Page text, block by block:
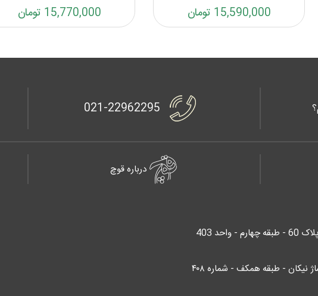
15,770,000 تومان 15,590,000 تومان
021-22962295
درباره قوچ
403
نیکان - طبقه همکف - شماره ۴۰۸